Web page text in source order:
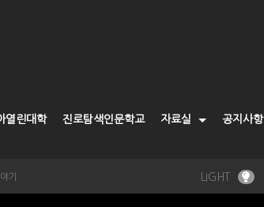
열린대학 진로탐색인문학교 자료실 공지사항
기 LIGHT